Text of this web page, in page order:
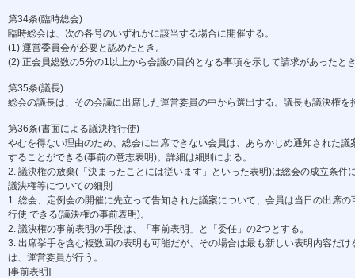
第34条(臨時総会)
臨時総会は、次の各号のいずれかに該当する場合に開催する。
(1) 運営委員会が必要と認めたとき。
(2) 正会員総数の5分の1以上から会議の目的となる事項を示して請求があったと
第35条(議長)
総会の議長は、その会議に出席した運営委員の中から選出する。議長も議決権を
第36条(書面による議決権行使)
やむを得ない理由のため、総会に出席できない会員は、あらかじめ通知された
することができる(事前の意志表明)。詳細は細則による。
2. 議決権の放棄(「決まったことには従います」といった表明)は総会の成立条件
議決権等についての細則
1. 総会、定例会の開催に先立って告知された議案について、会員は当日の出席
行使 できる(議決権の事前表明)。
2. 議決権の事前表明の手段は、「事前表明」と「委任」の2つとする。
3. 出席挙手を含む複数回の表明も可能だが、その場合は最も新しい表明内容だ
は、運営委員が行う。
[事前表明]